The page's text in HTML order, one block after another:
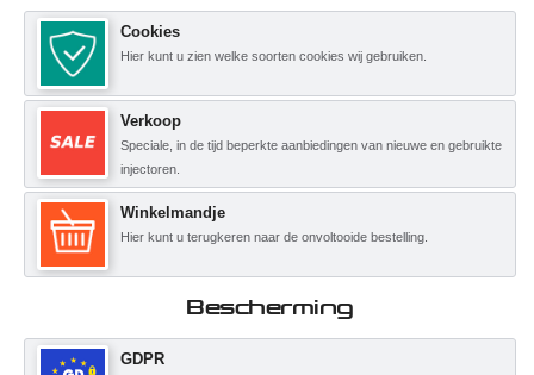
Cookies
Hier kunt u zien welke soorten cookies wij gebruiken.
Verkoop
Speciale, in de tijd beperkte aanbiedingen van nieuwe en gebruikte
injectoren.
Winkelmandje
Hier kunt u terugkeren naar de onvoltooide bestelling.
Bescherming
GDPR